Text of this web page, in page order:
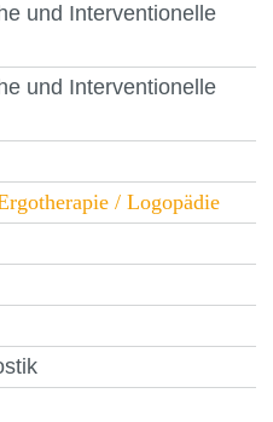
und Interventionelle
und Interventionelle
/ Logopädie